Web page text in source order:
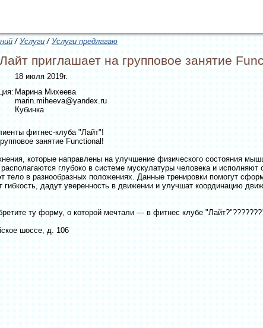
/Услуги /Услуги предлагаю
приглашает на групповое занятие
18 июля 2019г.
Марина Михеева
marin.miheeva@yandex.ru
Кубинка
фитнес-клуба "Лайт"!
занятие Functional!
которые направлены на улучшение физического состояния
глубоко в системе мускулатуры человека и исполняют
в разнообразных положениях. Данные тренировки помогут
гибкость, дадут уверенность в движении и улучшат координацию
ту форму, о которой мечтали — в фитнес клубе
шоссе, д. 106